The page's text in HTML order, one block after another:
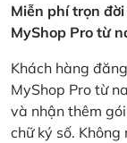
Miễn phí trọn
MyShop Pro từ
Khách hàng
MyShop Pro từ
và nhận thêm
chữ ký số. Không